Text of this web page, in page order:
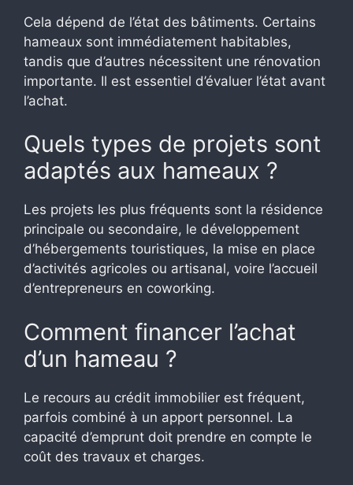
Cela dépend de l’état des bâtiments. Certains
hameaux sont immédiatement habitables,
tandis que d’autres nécessitent une rénovation
importante. Il est essentiel d’évaluer l’état avant
l’achat.
Quels types de projets sont
adaptés aux hameaux ?
Les projets les plus fréquents sont la résidence
principale ou secondaire, le développement
d’hébergements touristiques, la mise en place
d’activités agricoles ou artisanal, voire l’accueil
d’entrepreneurs en coworking.
Comment financer l’achat
d’un hameau ?
Le recours au crédit immobilier est fréquent,
parfois combiné à un apport personnel. La
capacité d’emprunt doit prendre en compte le
coût des travaux et charges.